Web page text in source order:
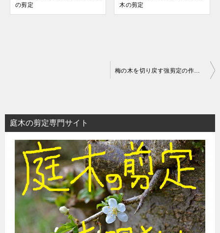
の剪定
木の剪定
ビ
ゲ
庭木の剪定専門サイト